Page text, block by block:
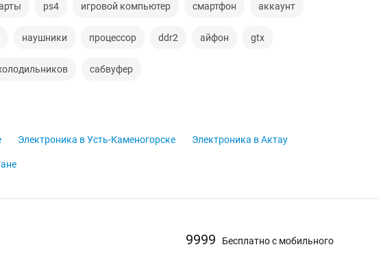
ps4 игровой компьютер смартфон аккаунт
наушники процессор ddr2 айфон gtx
сабвуфер
Электроника в Усть-Каменогорске Электроника в Актау
9999 Бесплатно с мобильного